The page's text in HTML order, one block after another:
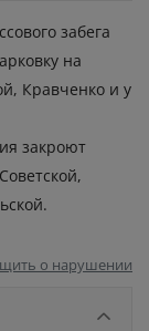
забега
на
Кравченко и у
закроют
о нарушении